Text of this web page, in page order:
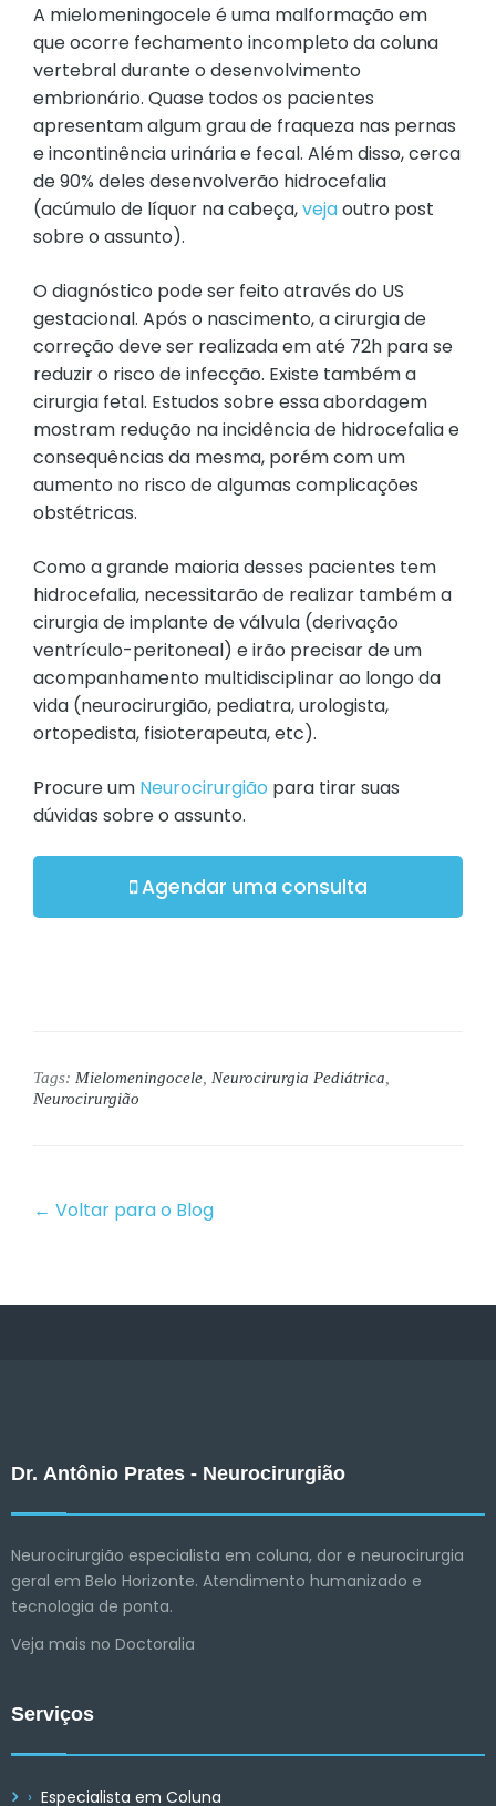
A mielomeningocele é uma malformação em
que ocorre fechamento incompleto da coluna
vertebral durante o desenvolvimento
embrionário. Quase todos os pacientes
apresentam algum grau de fraqueza nas pernas
e incontinência urinária e fecal. Além disso, cerca
de 90% deles desenvolverão hidrocefalia
(acúmulo de líquor na cabeça,vejaoutro post
sobre o assunto).
O diagnóstico pode ser feito através do US
gestacional. Após o nascimento, a cirurgia de
correção deve ser realizada em até 72h para se
reduzir o risco de infecção. Existe também a
cirurgia fetal. Estudos sobre essa abordagem
mostram redução na incidência de hidrocefalia e
consequências da mesma, porém com um
aumento no risco de algumas complicações
obstétricas.
Como a grande maioria desses pacientes tem
hidrocefalia, necessitarão de realizar também a
cirurgia de implante de válvula (derivação
ventrículo-peritoneal) e irão precisar de um
acompanhamento multidisciplinar ao longo da
vida (neurocirurgião, pediatra, urologista,
ortopedista, fisioterapeuta, etc).
Procure um Neurocirurgião para tirar suas
dúvidas sobre o assunto.
Agendar uma consulta
Tags: Mielomeningocele Neurocirurgia Pediátrica
Neurocirurgião
← Voltar para o Blog
Dr. Antônio Prates - Neurocirurgião
Neurocirurgião especialista em coluna, dor e neurocirurgia
geral em Belo Horizonte. Atendimento humanizado e
tecnologia de ponta.
Veja mais no Doctoralia
Serviços
Especialista em Coluna